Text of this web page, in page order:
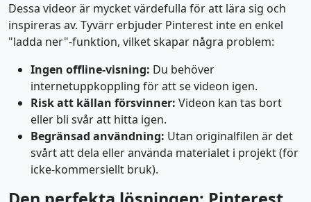
Dessa videor är mycket värdefulla för att lära sig och
inspireras av. Tyvärr erbjuder Pinterest inte en enkel
"ladda ner"-funktion, vilket skapar några problem:
Ingen offline-visning: Du behöver
internetuppkoppling för att se videon igen.
Risk att källan försvinner: Videon kan tas bort
eller bli svår att hitta igen.
Begränsad användning: Utan originalfilen är det
svårt att dela eller använda materialet i projekt (för
icke-kommersiellt bruk).